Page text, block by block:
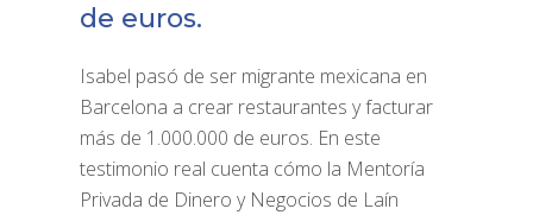
de euros.
Isabel pasó de ser migrante mexicana en
Barcelona a crear restaurantes y facturar
más de 1.000.000 de euros. En este
testimonio real cuenta cómo la Mentoría
Privada de Dinero y Negocios de Laín